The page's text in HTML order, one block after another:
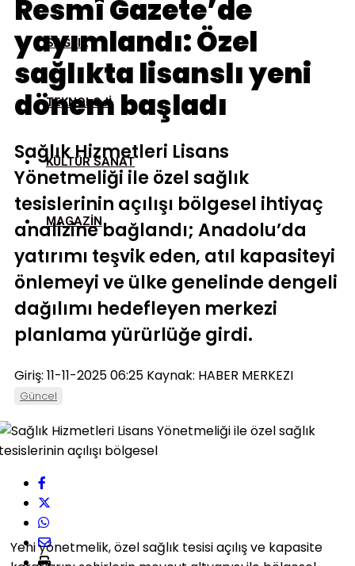
SAĞLIK
TEKNOLOJI
KÜLTÜR SANAT
MAGAZIN
Resmî Gazete’de
yayımlandı: Özel
sağlıkta lisanslı yeni
dönem başladı
Sağlık Hizmetleri Lisans
Yönetmeliği ile özel sağlık
tesislerinin açılışı bölgesel ihtiyaç
analizine bağlandı; Anadolu’da
yatırımı teşvik eden, atıl kapasiteyi
önlemeyi ve ülke genelinde dengeli
dağılımı hedefleyen merkezi
planlama yürürlüğe girdi.​
Giriş: 11-11-2025 06:25 Kaynak: HABER MERKEZI
Güncel
Yeni yönetmelik, özel sağlık tesisi açılış ve kapasite